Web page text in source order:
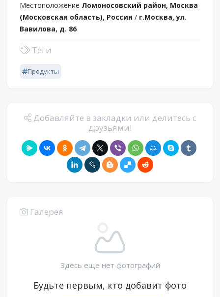
Местоположение Ломоносовский район, Москва
(Московская область), Россия / г.Москва, ул.
Вавилова, д. 86
Теги
Продукты
Добавляйте в закладки или делитесь с
друзьями!
Галерея
Здесь еще нет фотографий
Будьте первым, кто добавит фото